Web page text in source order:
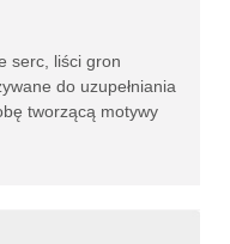
serc, liści gron
do uzupełniania
tworzącą motywy